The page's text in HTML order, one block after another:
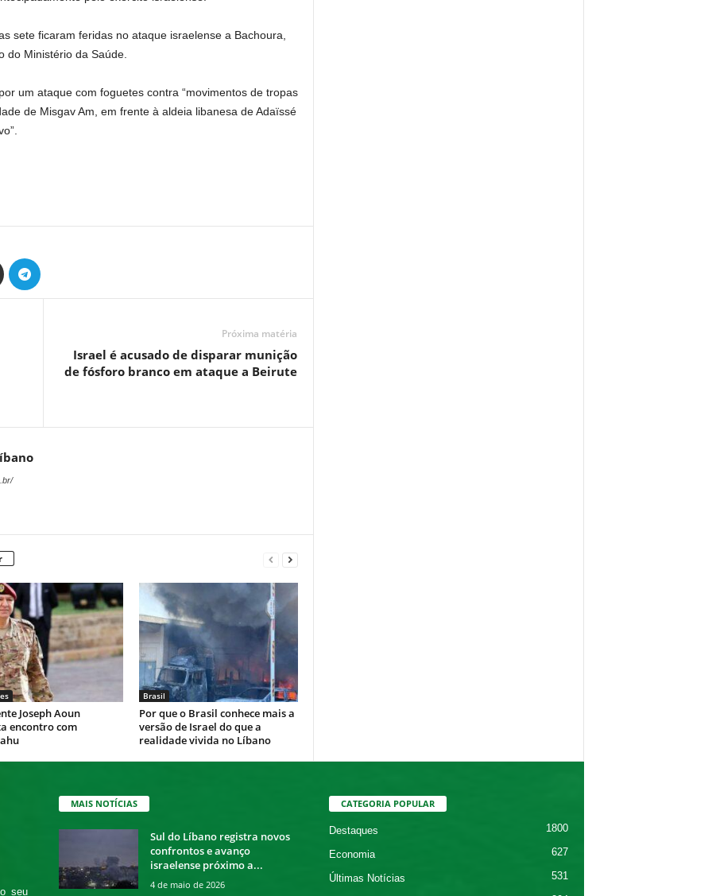
sete ficaram feridas no ataque israelense a Bachoura,
do Ministério da Saúde.
um ataque com foguetes contra “movimentos de tropas
de Misgav Am, em frente à aldeia libanesa de Adaïssé
Próxima matéria
Israel é acusado de disparar munição
de fósforo branco em ataque a Beirute
Joseph Aoun
encontro com
Brasil
Por que o Brasil conhece mais a
versão de Israel do que a
realidade vivida no Líbano
seu
MAIS NOTÍCIAS
Sul do Líbano registra novos
confrontos e avanço
israelense próximo a...
4 de maio de 2026
CATEGORIA POPULAR
Destaques 1800
Economia 627
Últimas Notícias 531